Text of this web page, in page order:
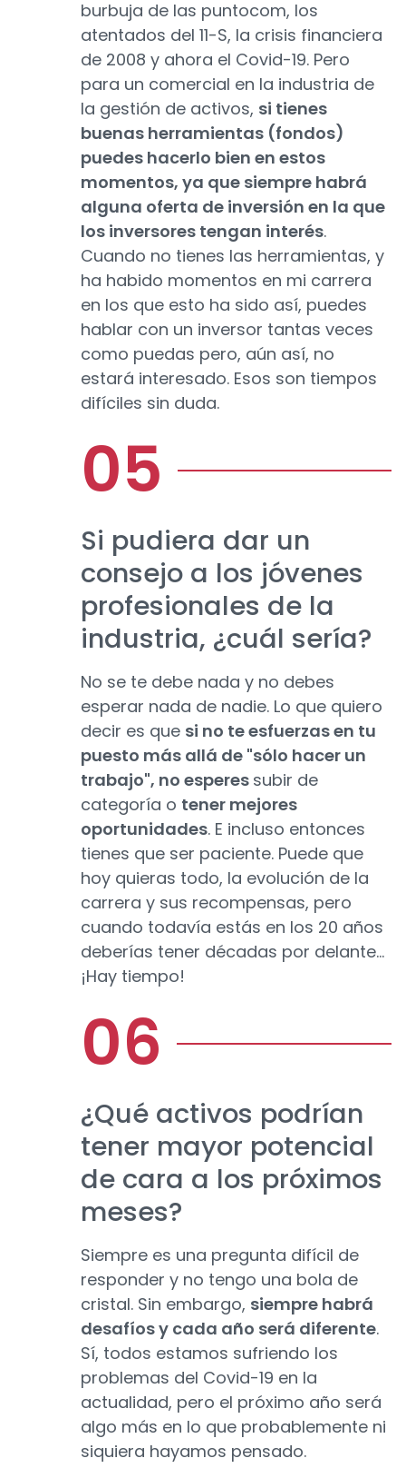
burbuja de las puntocom, los
atentados del 11-S, la crisis financiera
de 2008 y ahora el Covid-19. Pero
para un comercial en la industria de
la gestión de activos, si tienes
buenas herramientas (fondos)
puedes hacerlo bien en estos
momentos, ya que siempre habrá
alguna oferta de inversión en la que
los inversores tengan interés.
Cuando no tienes las herramientas, y
ha habido momentos en mi carrera
en los que esto ha sido así, puedes
hablar con un inversor tantas veces
como puedas pero, aún así, no
estará interesado. Esos son tiempos
difíciles sin duda.
Si pudiera dar un
consejo a los jóvenes
profesionales de la
industria, ¿cuál sería?
No se te debe nada y no debes
esperar nada de nadie. Lo que quiero
decir es que si no te esfuerzas en tu
puesto más allá de "sólo hacer un
trabajo", no esperes subir de
categoría o tener mejores
oportunidades. E incluso entonces
tienes que ser paciente. Puede que
hoy quieras todo, la evolución de la
carrera y sus recompensas, pero
cuando todavía estás en los 20 años
deberías tener décadas por delante…
¡Hay tiempo!
¿Qué activos podrían
tener mayor potencial
de cara a los próximos
meses?
Siempre es una pregunta difícil de
responder y no tengo una bola de
cristal. Sin embargo, siempre habrá
desafíos y cada año será diferente.
Sí, todos estamos sufriendo los
problemas del Covid-19 en la
actualidad, pero el próximo año será
algo más en lo que probablemente ni
siquiera hayamos pensado.